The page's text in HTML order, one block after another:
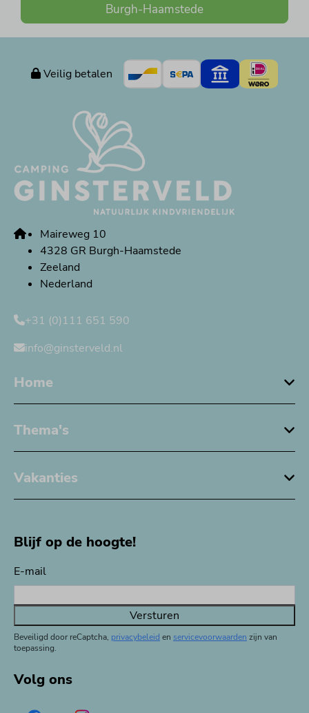
Burgh-Haamstede
Veilig betalen
Maireweg 10
4328 GR Burgh-Haamstede
Zeeland
Nederland
+31 (0)111 651 590
info@ginsterveld.nl
Home
Thema's
Vakanties
Blijf op de hoogte!
E-mail
Versturen
Beveiligd door reCaptcha, privacybeleid en servicevoorwaarden zijn van
toepassing.
Volg ons